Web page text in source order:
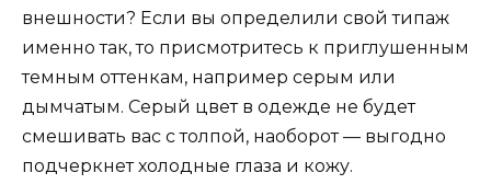
внешности? Если вы определили свой типаж
именно так, то присмотритесь к приглушенным
темным оттенкам, например серым или
дымчатым. Серый цвет в одежде не будет
смешивать вас с толпой, наоборот — выгодно
подчеркнет холодные глаза и кожу.